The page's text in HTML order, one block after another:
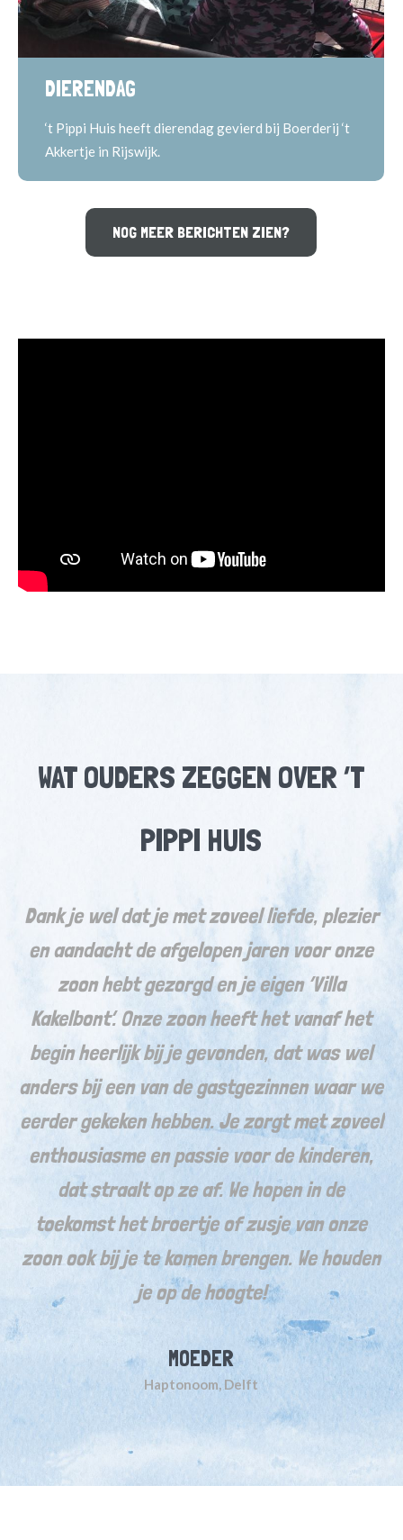
DIERENDAG
‘t Pippi Huis heeft dierendag gevierd bij Boerderij ‘t
Akkertje in Rijswijk.
NOG MEER BERICHTEN ZIEN?
WAT OUDERS ZEGGEN OVER ’T
PIPPI HUIS
Dank je wel dat je met zoveel liefde, plezier
en aandacht de afgelopen jaren voor onze
zoon hebt gezorgd en je eigen ‘Villa
Kakelbont’. Onze zoon heeft het vanaf het
begin heerlijk bij je gevonden, dat was wel
anders bij een van de gastgezinnen waar we
eerder gekeken hebben. Je zorgt met zoveel
enthousiasme en passie voor de kinderen,
dat straalt op ze af. We hopen in de
toekomst het broertje of zusje van onze
zoon ook bij je te komen brengen. We houden
je op de hoogte!
MOEDER
Haptonoom, Delft